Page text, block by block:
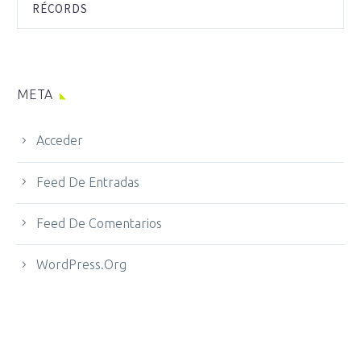
RÉCORDS
META
Acceder
Feed De Entradas
Feed De Comentarios
WordPress.org